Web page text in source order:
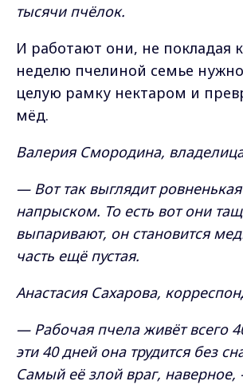
тысячи пчёлок.
И работают они, не покладая
неделю пчелиной семье
целую рамку нектаром и
мёд.
Валерия Смородина,
— Вот так выглядит
напрыском. То есть вот они
выпаривают, он становится
часть ещё пустая.
Анастасия Сахарова,
— Рабочая пчела живёт всего
эти 40 дней она трудится без
Самый её злой враг,